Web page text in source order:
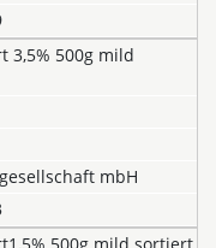
3,5% 500g mild
mbH